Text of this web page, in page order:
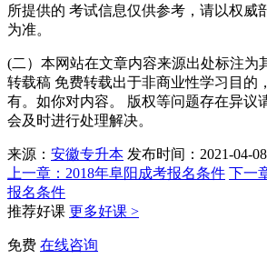
所提供的 考试信息仅供参考，请以权威
为准。
(二）本网站在文章内容来源出处标注为
转载稿 免费转载出于非商业性学习目的
有。如你对内容。 版权等问题存在异议
会及时进行处理解决。
来源： 安徽专升本 发布时间：2021-04-
上一章： 2018年阜阳成考报名条件 下一
报名条件
推荐好课 更多好课 >
免费 在线咨询